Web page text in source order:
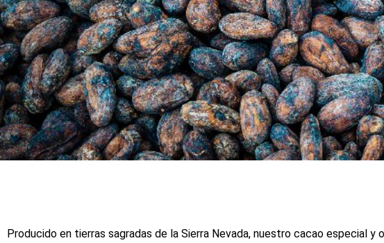
Producido en tierras sagradas de la Sierra Nevada, nuestro cacao especial